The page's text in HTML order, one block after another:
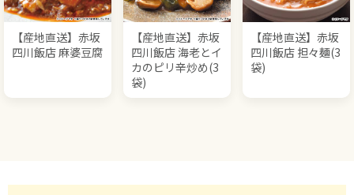
【産地直送】赤坂
四川飯店 麻婆豆腐
【産地直送】赤坂
四川飯店 海老とイ
カのピリ辛炒め(3
袋)
【産地直送】赤坂
四川飯店 担々麺(3
袋)